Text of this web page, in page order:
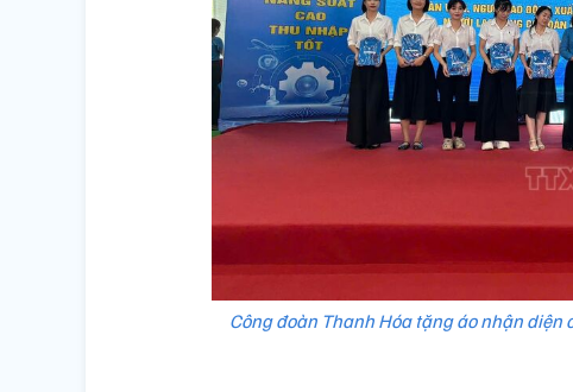
Công đoàn Thanh Hóa tặng áo nhận